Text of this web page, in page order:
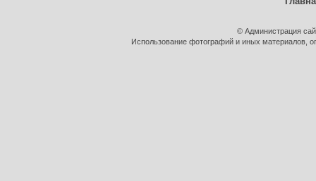
© Администрация
Использование фотографий и иных материалов,